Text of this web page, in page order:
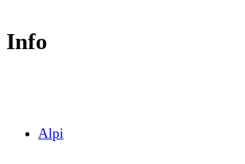
Info
Alpi